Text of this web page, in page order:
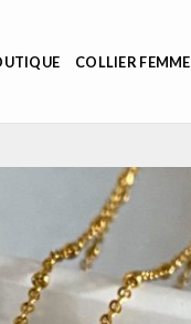
COLLIER FEMME